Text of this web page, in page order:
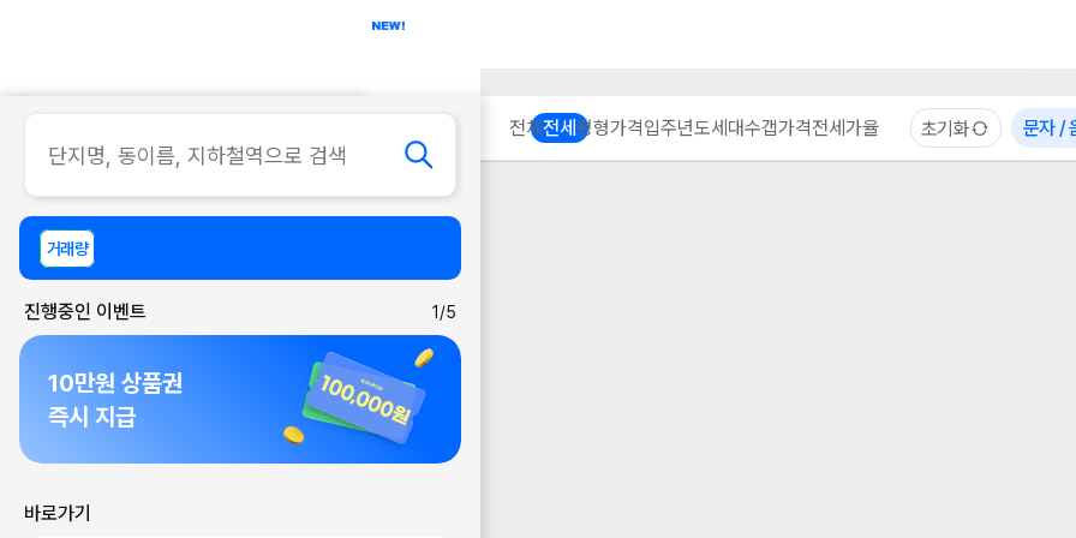
사무실
거래량
진행중인 이벤트 1/5
10만원 상품권
즉시 지급
바로가기
전체전세 평형가격입주년도세대수갭가격전세가율 초기화 문자 /